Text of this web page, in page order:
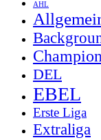
AHL
DEL
EBEL
Erste Liga
Extraliga